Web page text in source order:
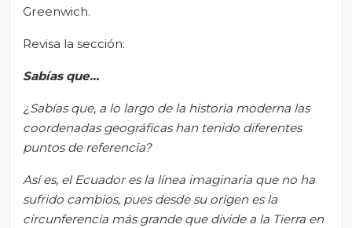
Greenwich.
Revisa la sección:
Sabías que…
¿Sabías que, a lo largo de la historia moderna las
coordenadas geográficas han tenido diferentes
puntos de referencia?
Así es, el Ecuador es la línea imaginaria que no ha
sufrido cambios, pues desde su origen es la
circunferencia más grande que divide a la Tierra en